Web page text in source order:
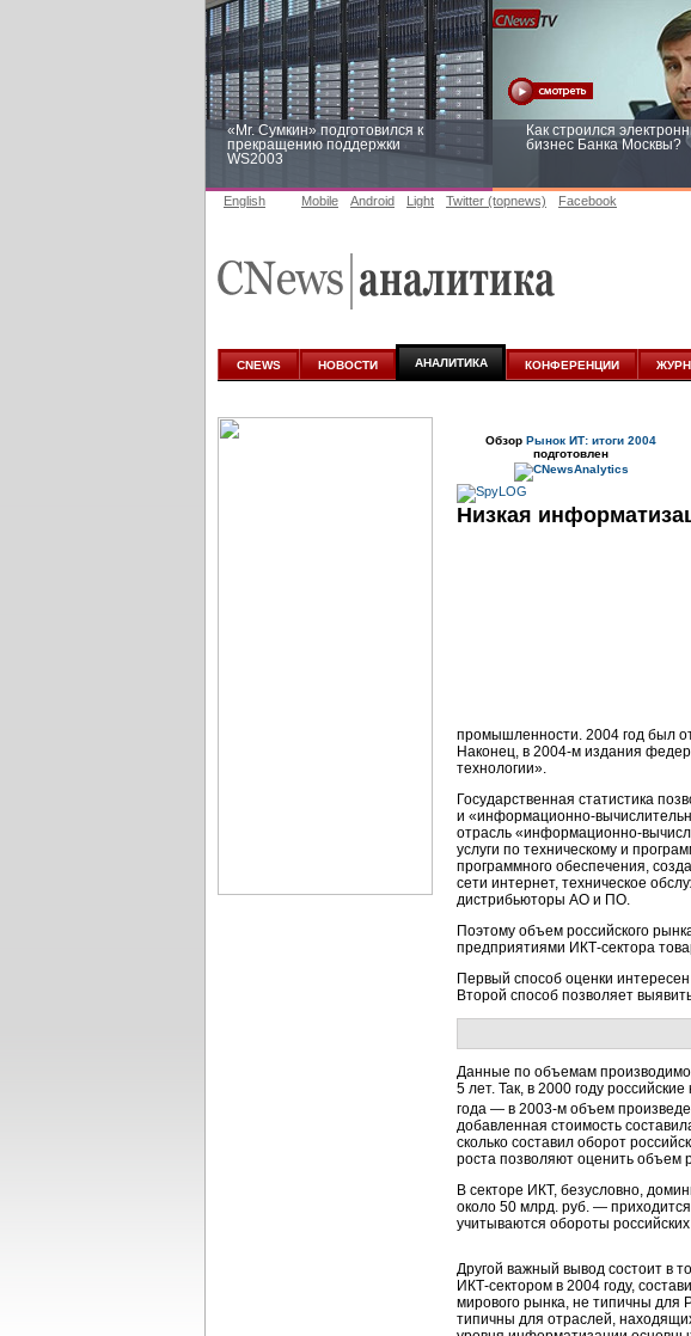
«Mr. Сумкин» подготовился к
прекращению поддержки
WS2003
Как строился
бизнес Банка Москвы?
аналитике
English Mobile Android Light Twitter (topnews) Facebook
CNEWS НОВОСТИ АНАЛИТИКА КОНФЕРЕНЦИИ
Обзор Рынок ИТ: итоги 2004
подготовлен
Низкая
промышленности. 2004 год был
Наконец, в 2004-м издания
технологии».
Государственная статистика
и «информационно-
отрасль «информационно-
услуги по техническому и
программного обеспечения,
сети интернет, техническое
дистрибьюторы АО и ПО.
Поэтому объем российского
предприятиями ИКТ-сектора
Первый способ оценки
Второй способ позволяет
Данные по объемам
5 лет. Так, в 2000 году
года — в 2003-м объем
добавленная стоимость
сколько составил оборот
роста позволяют оценить объем
В секторе ИКТ, безусловно,
около 50 млрд. руб. —
учитываются обороты
Другой важный вывод состоит в
ИКТ-сектором в 2004 году,
мирового рынка, не типичны для
типичны для отраслей,